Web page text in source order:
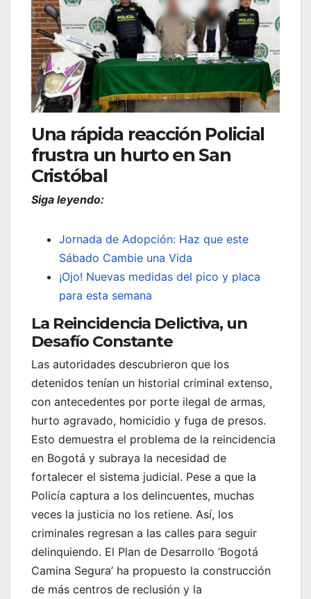
Una rápida reacción Policial
frustra un hurto en San
Cristóbal
Siga leyendo:
Jornada de Adopción: Haz que este
Sábado Cambie una Vida
¡Ojo! Nuevas medidas del pico y placa
para esta semana
La Reincidencia Delictiva, un
Desafío Constante
Las autoridades descubrieron que los
detenidos tenían un historial criminal extenso,
con antecedentes por porte ilegal de armas,
hurto agravado, homicidio y fuga de presos.
Esto demuestra el problema de la reincidencia
en Bogotá y subraya la necesidad de
fortalecer el sistema judicial. Pese a que la
Policía captura a los delincuentes, muchas
veces la justicia no los retiene. Así, los
criminales regresan a las calles para seguir
delinquiendo. El Plan de Desarrollo ‘Bogotá
Camina Segura’ ha propuesto la construcción
de más centros de reclusión y la